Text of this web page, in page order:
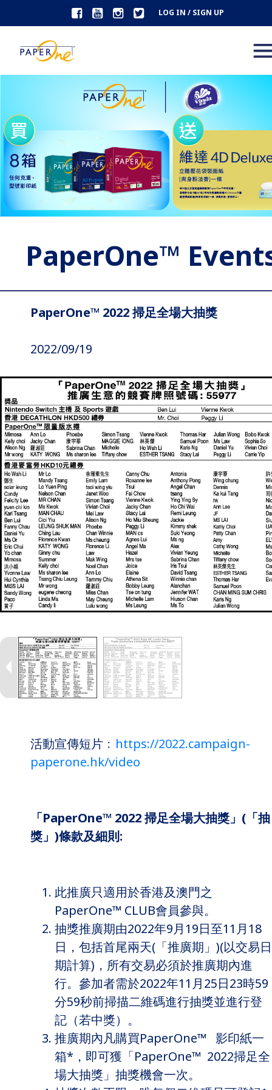
PaperOne™
PaperOne™ 2022 掃足全場大抽獎
2022/09/19
活動宣傳短片﹕ https://2022.campaign-
paperone.hk/video
「PaperOne™ 2022掃足全場大抽獎」 ( 「抽
獎」 )條款及細則:
此推廣只適用於香港及澳門之
PaperOne™ CLUB會員參與。
抽獎推廣期由2022年9月19日至11月18
日，包括首尾兩天(「推廣期」)(以交易日
期計算)，所有交易必須於推廣期內進
行。參加者需於2022年11月25日23時59
分59秒前掃描二維碼進行抽獎並進行登
記（若中獎）。
推廣期內凡購買PaperOne™ 影印紙一
箱*，即可獲「PaperOne™ 2022掃足全
場大抽獎」抽獎機會一次。
LOG IN / SIGN UP